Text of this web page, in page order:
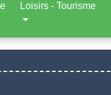
Loisirs - Tourisme